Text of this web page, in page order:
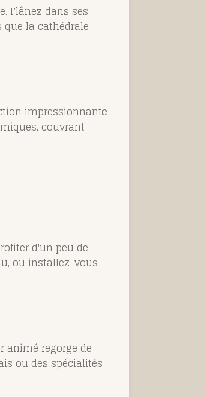
Flânez dans ses
la cathédrale
impressionnante
couvrant
d'un peu de
ou installez-vous
animé regorge de
ou des spécialités